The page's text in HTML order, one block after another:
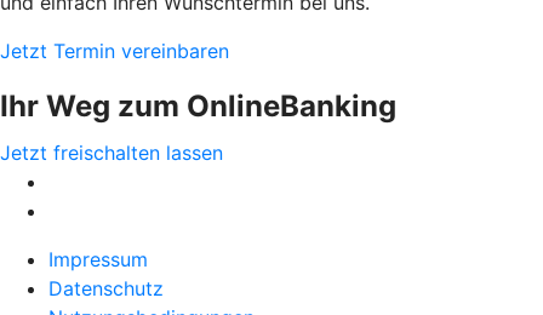
Jetzt Termin vereinbaren
Ihr Weg zum OnlineBanking
Jetzt freischalten lassen
Impressum
Datenschutz